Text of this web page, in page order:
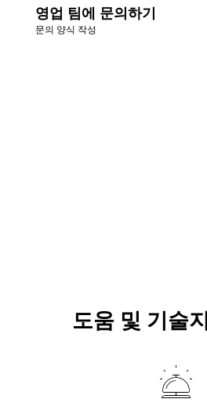
영업 팀에 문의하기
문의 양식 작성
도움 및 기술